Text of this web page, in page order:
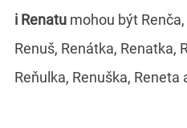
i Renatu mohou být Renča,
Renuš, Renátka, Renatka,
Reňulka, Renuška, Reneta